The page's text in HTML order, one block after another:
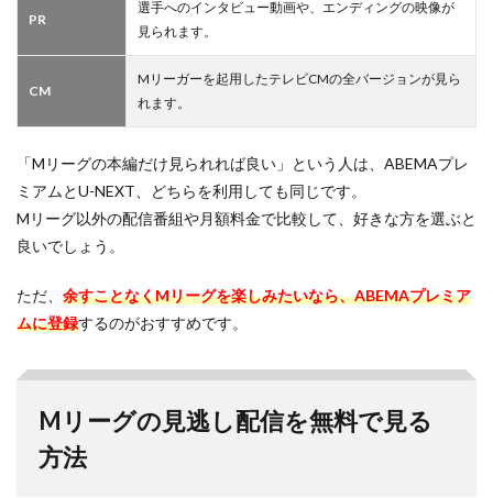
PR
選手へのインタビュー動画や、エンディングの映像が
見られます。
CM
Mリーガーを起用したテレビCMの全バージョンが見ら
れます。
「Mリーグの本編だけ見られれば良い」という人は、ABEMAプレ
ミアムとU-NEXT、どちらを利用しても同じです。
Mリーグ以外の配信番組や月額料金で比較して、好きな方を選ぶと
良いでしょう。
ただ、 余すことなくMリーグを楽しみたいなら、ABEMAプレミア
ムに登録するのがおすすめです。
Mリーグの見逃し配信を無料で見る
方法